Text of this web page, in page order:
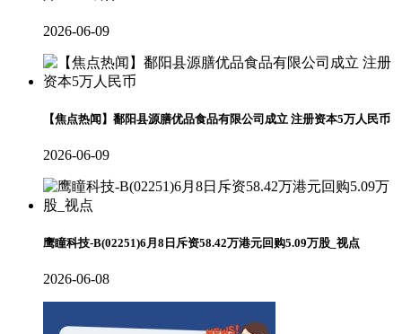
2026-06-09
【焦点热闻】鄱阳县源膳优品食品有限公司成立 注册资本5万人民币
2026-06-09
鹰瞳科技-B(02251)6月8日斥资58.42万港元回购5.09万股_视点
2026-06-08